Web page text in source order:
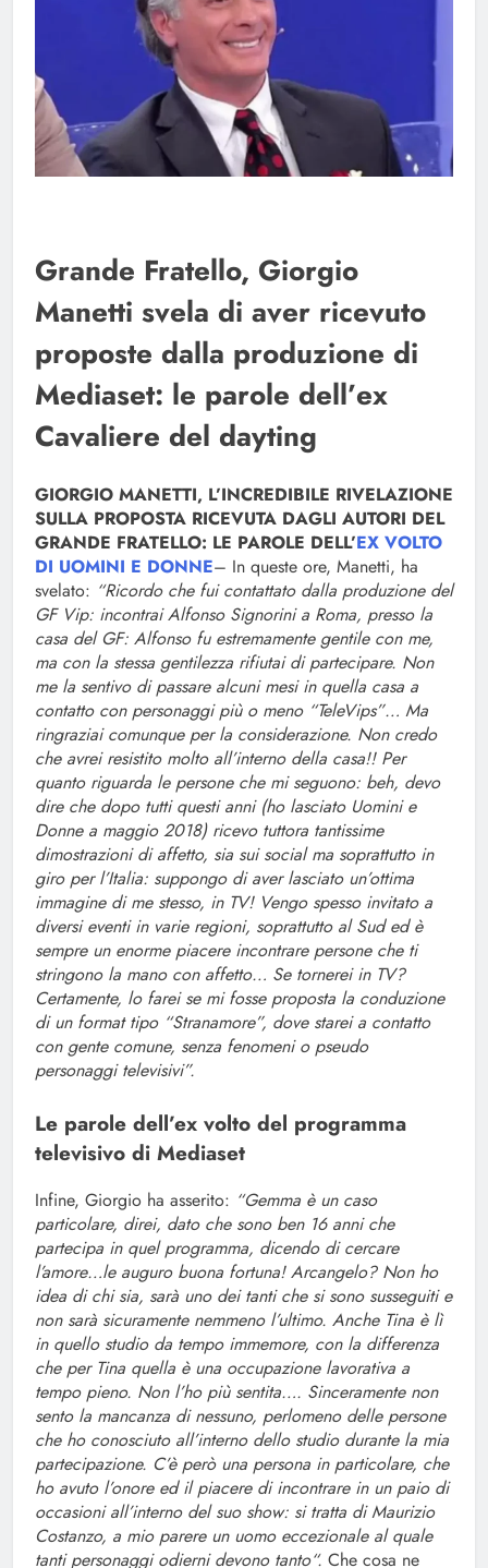
Grande Fratello, Giorgio
Manetti svela di aver ricevuto
proposte dalla produzione di
Mediaset: le parole dell’ex
Cavaliere del dayting
GIORGIO MANETTI, L’INCREDIBILE RIVELAZIONE
SULLA PROPOSTA RICEVUTA DAGLI AUTORI DEL
GRANDE FRATELLO: LE PAROLE DELL’EX VOLTO
DI UOMINI E DONNE– In queste ore, Manetti, ha
svelato: “Ricordo che fui contattato dalla produzione del
GF Vip: incontrai Alfonso Signorini a Roma, presso la
casa del GF: Alfonso fu estremamente gentile con me,
ma con la stessa gentilezza rifiutai di partecipare. Non
me la sentivo di passare alcuni mesi in quella casa a
contatto con personaggi più o meno “TeleVips”… Ma
ringraziai comunque per la considerazione. Non credo
che avrei resistito molto all’interno della casa!! Per
quanto riguarda le persone che mi seguono: beh, devo
dire che dopo tutti questi anni (ho lasciato Uomini e
Donne a maggio 2018) ricevo tuttora tantissime
dimostrazioni di affetto, sia sui social ma soprattutto in
giro per l’Italia: suppongo di aver lasciato un’ottima
immagine di me stesso, in TV! Vengo spesso invitato a
diversi eventi in varie regioni, soprattutto al Sud ed è
sempre un enorme piacere incontrare persone che ti
stringono la mano con affetto… Se tornerei in TV?
Certamente, lo farei se mi fosse proposta la conduzione
di un format tipo “Stranamore”, dove starei a contatto
con gente comune, senza fenomeni o pseudo
personaggi televisivi”.
Le parole dell’ex volto del programma
televisivo di Mediaset
Infine, Giorgio ha asserito: “Gemma è un caso
particolare, direi, dato che sono ben 16 anni che
partecipa in quel programma, dicendo di cercare
l’amore…le auguro buona fortuna! Arcangelo? Non ho
idea di chi sia, sarà uno dei tanti che si sono susseguiti e
non sarà sicuramente nemmeno l’ultimo. Anche Tina è lì
in quello studio da tempo immemore, con la differenza
che per Tina quella è una occupazione lavorativa a
tempo pieno. Non l’ho più sentita…. Sinceramente non
sento la mancanza di nessuno, perlomeno delle persone
che ho conosciuto all’interno dello studio durante la mia
partecipazione. C’è però una persona in particolare, che
ho avuto l’onore ed il piacere di incontrare in un paio di
occasioni all’interno del suo show: si tratta di Maurizio
Costanzo, a mio parere un uomo eccezionale al quale
tanti personaggi odierni devono tanto“. Che cosa ne